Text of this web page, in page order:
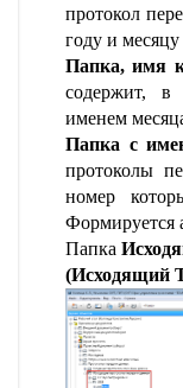
протокол
году и
Папка, имя
содержит,
именем
Папка с
протоколы
номер
Формируется
Папка
(Исходящий